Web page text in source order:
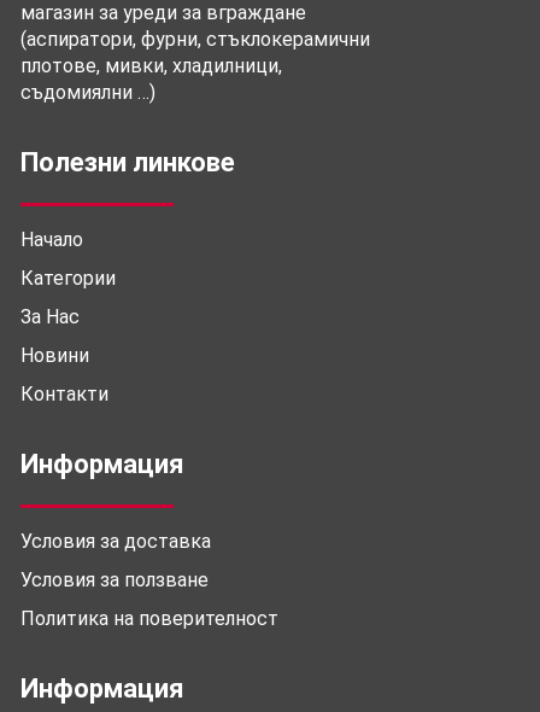
магазин за уреди за вграждане
(аспиратори, фурни, стъклокерамични
плотове, мивки, хладилници,
съдомиялни …)
Полезни линкове
Начало
Категории
За Нас
Новини
Контакти
Информация
Условия за доставка
Условия за ползване
Политика на поверителност
Информация